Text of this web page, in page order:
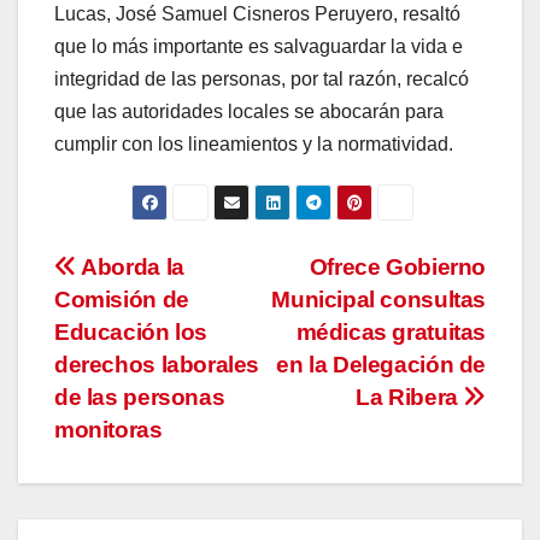
Lucas, José Samuel Cisneros Peruyero, resaltó
que lo más importante es salvaguardar la vida e
integridad de las personas, por tal razón, recalcó
que las autoridades locales se abocarán para
cumplir con los lineamientos y la normatividad.
Navegación
de
entradas
Ofrece Gobierno
Municipal consultas
médicas gratuitas
en la Delegación de
La Ribera
Aborda la
Comisión de
Educación los
derechos laborales
de las personas
monitoras